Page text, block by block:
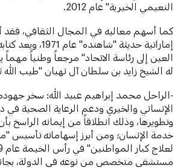
النعيمي الخيرية" عام 2012.
كما أسهم معاليه في المجال الثقافي، فقد
إماراتية حديثة
العين إلى رئاسة الاتحاد" مرجعاً وطنياً
له الشيخ زايد بن سلطان آل نهيان "طيب الله
-الراحل محمد إبراهيم عبيد الله: سخر
الإنساني والخيري ودعم الرعاية الصحية في
وتطويرها، وذلك انطلاقاً من إيمانه الراسخ
خدمة الإنسان؛ ومن أبرز إسهاماته تأسيس
مستشفى متخصص من نوعه في الدولة،